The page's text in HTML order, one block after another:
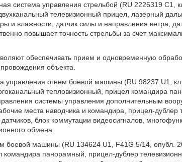
система управления стрельбой (RU 2226319 C1,
телевизионный прицел, лазерный
и влажности, датчик силы и направления ветра,
повышает точность стрельбы за счет
обеспечивать прием и одновременную
объекта.
управления огнем боевой машины (RU 98237 U1,
тепловизионный, прицел командира
системы управления дополнительным
места наводчика и командира, прицел-дублер
блок коммутации видеосигналов,
обмена.
боевой машины (RU 134624 U1, F41G 5/14, опубл.
командира панорамный, прицел-дублер